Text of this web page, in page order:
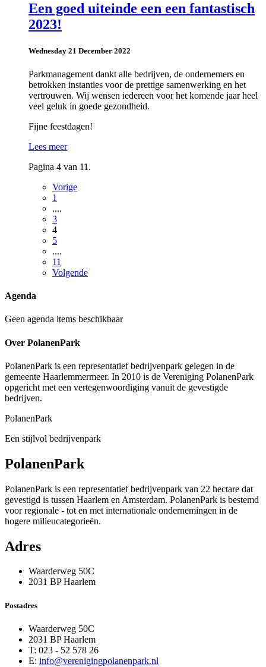
Een goed uiteinde een een fantastisch
2023!
Wednesday 21 December 2022
Parkmanagement dankt alle bedrijven, de ondernemers en
betrokken instanties voor de prettige samenwerking en het
vertrouwen. Wij wensen iedereen voor het komende jaar heel
veel geluk in goede gezondheid.
Fijne feestdagen!
Lees meer
Pagina 4 van 11.
Vorige
1
....
3
4
5
....
11
Volgende
Agenda
Geen agenda items beschikbaar
Over PolanenPark
PolanenPark is een representatief bedrijvenpark gelegen in de
gemeente Haarlemmermeer. In 2010 is de Vereniging PolanenPark
opgericht met een vertegenwoordiging vanuit de gevestigde
bedrijven.
PolanenPark
Een stijlvol bedrijvenpark
PolanenPark
PolanenPark is een representatief bedrijvenpark van 22 hectare dat
gevestigd is tussen Haarlem en Amsterdam. PolanenPark is bestemd
voor regionale - tot en met internationale ondernemingen in de
hogere milieucategorieën.
Adres
Waarderweg 50C
2031 BP Haarlem
Postadres
Waarderweg 50C
2031 BP Haarlem
T: 023 - 52 578 26
E: info@verenigingpolanenpark.nl